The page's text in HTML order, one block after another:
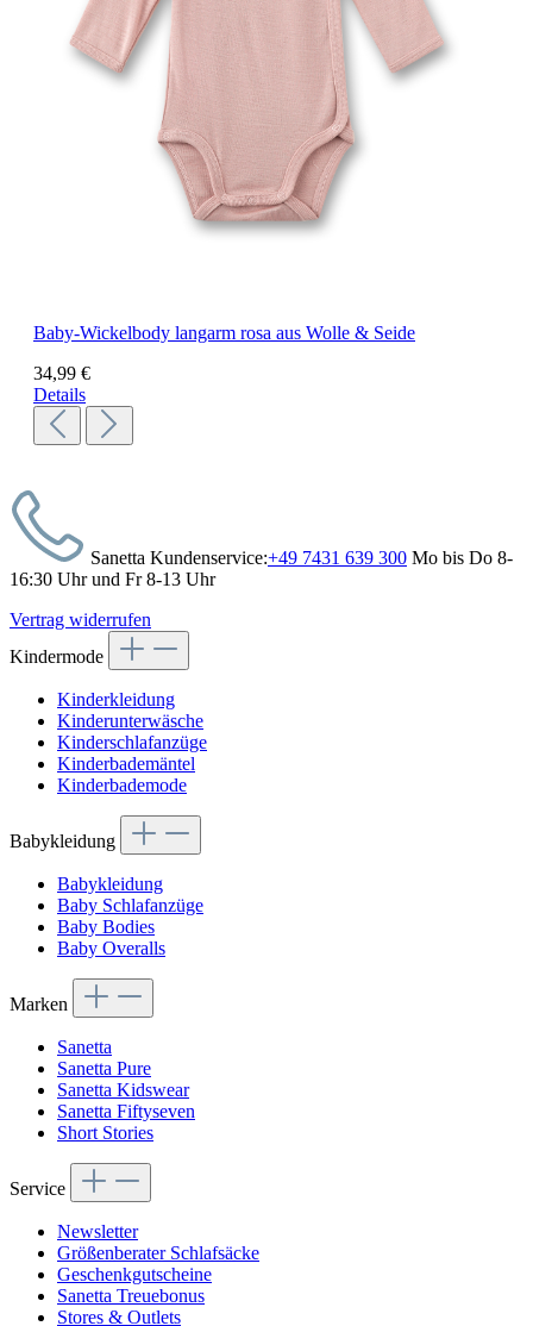
Baby-Wickelbody langarm rosa aus Wolle & Seide
34,99 €
Details
Sanetta Kundenservice:+49 7431 639 300 Mo bis Do 8-
16:30 Uhr und Fr 8-13 Uhr
Vertrag widerrufen
Kindermode
Kinderkleidung
Kinderunterwäsche
Kinderschlafanzüge
Kinderbademäntel
Kinderbademode
Babykleidung
Babykleidung
Baby Schlafanzüge
Baby Bodies
Baby Overalls
Marken
Sanetta
Sanetta Pure
Sanetta Kidswear
Sanetta Fiftyseven
Short Stories
Service
Newsletter
Größenberater Schlafsäcke
Geschenkgutscheine
Sanetta Treuebonus
Stores & Outlets